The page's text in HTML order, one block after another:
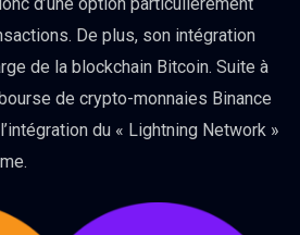
De plus, son intégration
de la blockchain Bitcoin. Suite à
de crypto-monnaies Binance
du « Lightning Network »